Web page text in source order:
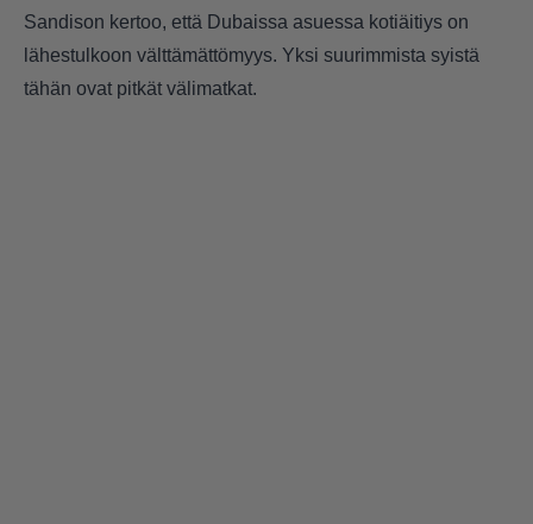
Sandison kertoo, että Dubaissa asuessa kotiäitiys on
lähestulkoon välttämättömyys. Yksi suurimmista syistä
tähän ovat pitkät välimatkat.